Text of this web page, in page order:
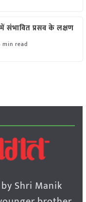
संभावित प्रसव के लक्षण
min read
Shri Manik